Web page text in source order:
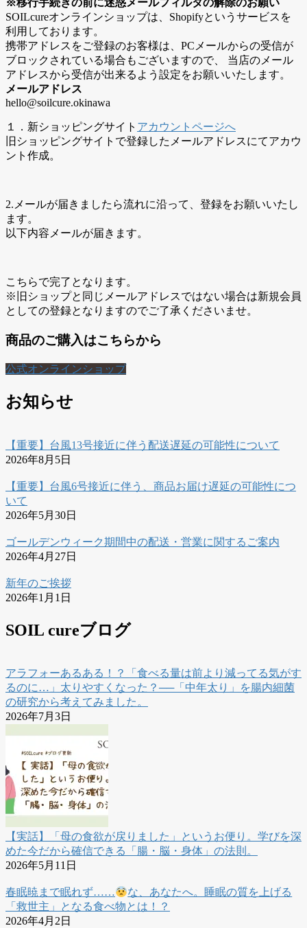
※移行手続きの前に迷惑メールフィルタの解除のお願い
SOILcureオンラインショップは、Shopifyというサービスを
利用しております。
携帯アドレスをご登録のお客様は、PCメールからの受信が
ブロックされている場合もございますので、 当店のメール
アドレスから受信が出来るよう設定をお願いいたします。
メールアドレス
hello@soilcure.okinawa
１．新ショッピングサイト アカウントページへ
旧ショッピングサイトで登録したメールアドレスにてアカウ
ント作成。
2.メールが届きましたら流れに沿って、登録をお願いいたし
ます。
以下内容メールが届きます。
こちらで完了となります。
※旧ショップと同じメールアドレスではない場合は新規会員
としての登録となりますのでご了承くださいませ。
商品のご購入はこちらから
公式オンラインショップ
お知らせ
【重要】台風13号接近に伴う配送遅延の可能性について
2026年8月5日
【重要】台風6号接近に伴う、商品お届け遅延の可能性につ
いて
2026年5月30日
ゴールデンウィーク期間中の配送・営業に関するご案内
2026年4月27日
新年のご挨拶
2026年1月1日
SOIL cureブログ
アラフォーあるある！？「食べる量は前より減ってる気がす
るのに…」太りやすくなった？──「中年太り」を腸内細菌
の研究から考えてみました。
2026年7月3日
【実話】「母の食欲が戻りました」というお便り。学びを深
めた今だから確信できる「腸・脳・身体」の法則。
2026年5月11日
春眠暁まで眠れず……
な、あなたへ。睡眠の質を上げる
「救世主」となる食べ物とは！？
2026年4月2日